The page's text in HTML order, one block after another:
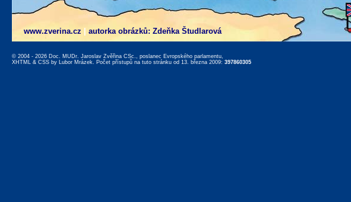
www.zverina.cz autorka obrázků: Zdeňka Študlarová
© 2004 - 2026 Doc. MUDr. Jaroslav Zvěřina CSc., poslanec Evropského parlamentu,
XHTML & CSS by Lubor Mrázek. Počet přístupů na tuto stránku od 13. března 2009: 397860305